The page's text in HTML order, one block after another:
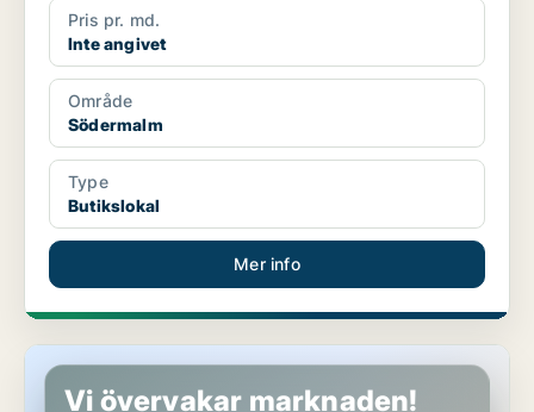
Pris pr. md.
Inte angivet
Område
Södermalm
Type
Butikslokal
Mer info
Butikslokal på Södermalm
Vi övervakar marknaden!